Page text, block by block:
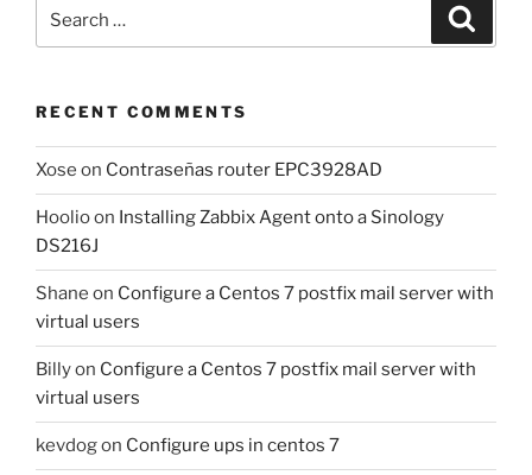
for:
RECENT COMMENTS
Xose on Contraseñas router EPC3928AD
Hoolioon Installing Zabbix Agent onto a Sinology
DS216J
Shane on Configure a Centos 7 postfix mail server with
virtual users
Billyon Configure a Centos 7 postfix mail server with
virtual users
kevdogon Configure ups in centos 7